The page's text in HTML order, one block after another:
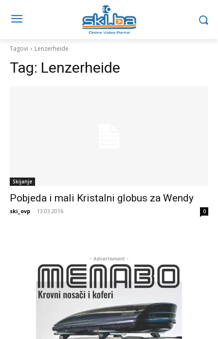
Tagovi Lenzerheide
Tag: Lenzerheide
Skijanje
Pobjeda i mali Kristalni globus za Wendy
ski_ovp - 13.03.2016 0
- Advertisment -